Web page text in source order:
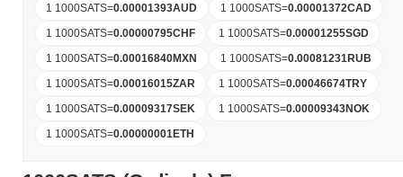
1 1000SATS=0.00001393AUD 1 1000SATS=0.00001372CAD
1 1000SATS=0.00000795CHF 1 1000SATS=0.00001255SGD
1 1000SATS=0.00016840MXN 1 1000SATS=0.00081231RUB
1 1000SATS=0.00016015ZAR 1 1000SATS=0.00046674TRY
1 1000SATS=0.00009317SEK 1 1000SATS=0.00009343NOK
1 1000SATS=0.00000001ETH